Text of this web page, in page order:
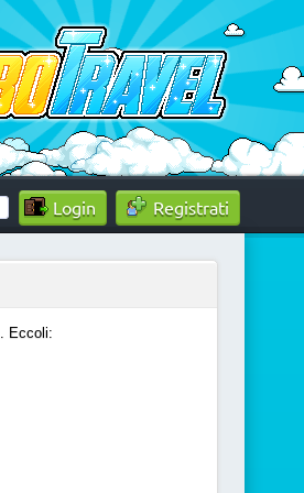
Registrati
. Eccoli: